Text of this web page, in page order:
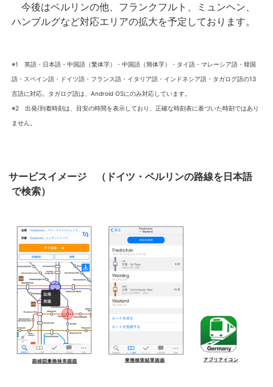
今後はベルリンの他、フランクフルト、ミュンヘン、
ハンブルグなど対応エリアの拡大を予定しております。
※1 英語・日本語・中国語（繁体字）・中国語（簡体字）・タイ語・マレーシア語・韓国
語・スペイン語・ドイツ語・フランス語・イタリア語・インドネシア語・タガログ語の13
言語に対応。タガログ語は、Android OSにのみ対応しています。
※2 出発/到着時刻は、目安の時間を表示しており、正確な時刻表に基づいた時刻ではあり
ません。
サービスイメージ
（ドイツ・ベルリンの路線を日本語
で検索）